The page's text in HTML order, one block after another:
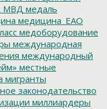
МВД медаль
медицина_ЕАО
медоборудование
международная
международный
местные
мигранты
законодательство
миллиардеры